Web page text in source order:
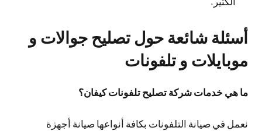
أسئلة شائعة حول تصليح جوالات و
موبايلات و تلفونات
ما هي خدمات شركة تصليح تلفونات كيفان؟
نعمل في صيانة التلفونات بكافة أنواعها صيانة أجهزة